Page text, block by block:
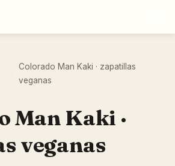
Colorado Man Kaki · zapatillas
veganas
Man Kaki ·
veganas